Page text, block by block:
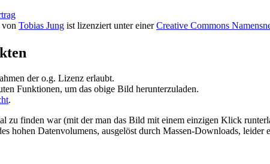
von Tobias Jung ist lizenziert unter einerCreative Commons
der o.g. Lizenz erlaubt.
Funktionen, um das obige Bild herunterzuladen.
.
zu finden war (mit der man das Bild mit einem einzigen Klick
hohen Datenvolumens, ausgelöst durch Massen-Downloads, leider